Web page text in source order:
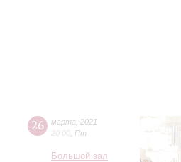
26 марта
2021
20:00 Пт
Большой зал